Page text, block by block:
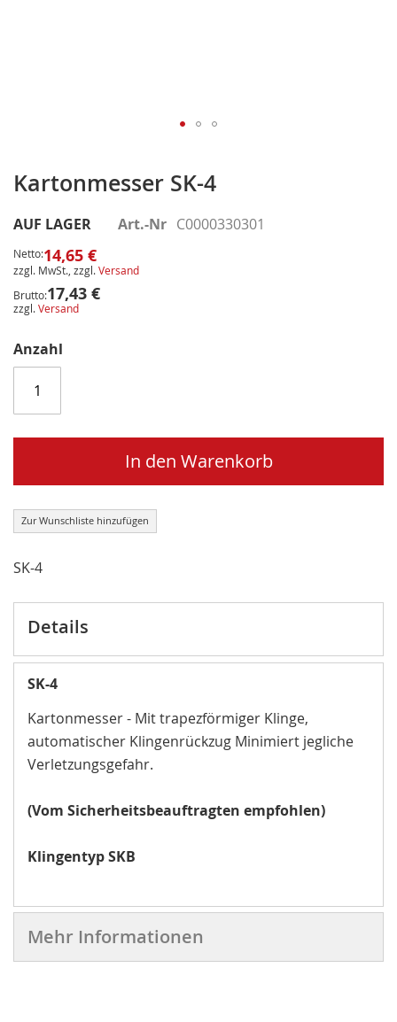
Kartonmesser SK-4
AUF LAGER Art.-Nr C0000330301
Netto:14,65 €
zzgl. MwSt., zzgl.Versand
Brutto:17,43 €
zzgl.Versand
Anzahl
In den Warenkorb
Zur Wunschliste hinzufügen
SK-4
Anfang
der
Bildergalerie
Details
SK-4
Kartonmesser - Mit trapezförmiger Klinge,
automatischer Klingenrückzug Minimiert jegliche
Verletzungsgefahr.
(Vom Sicherheitsbeauftragten empfohlen)
Klingentyp SKB
Mehr Informationen